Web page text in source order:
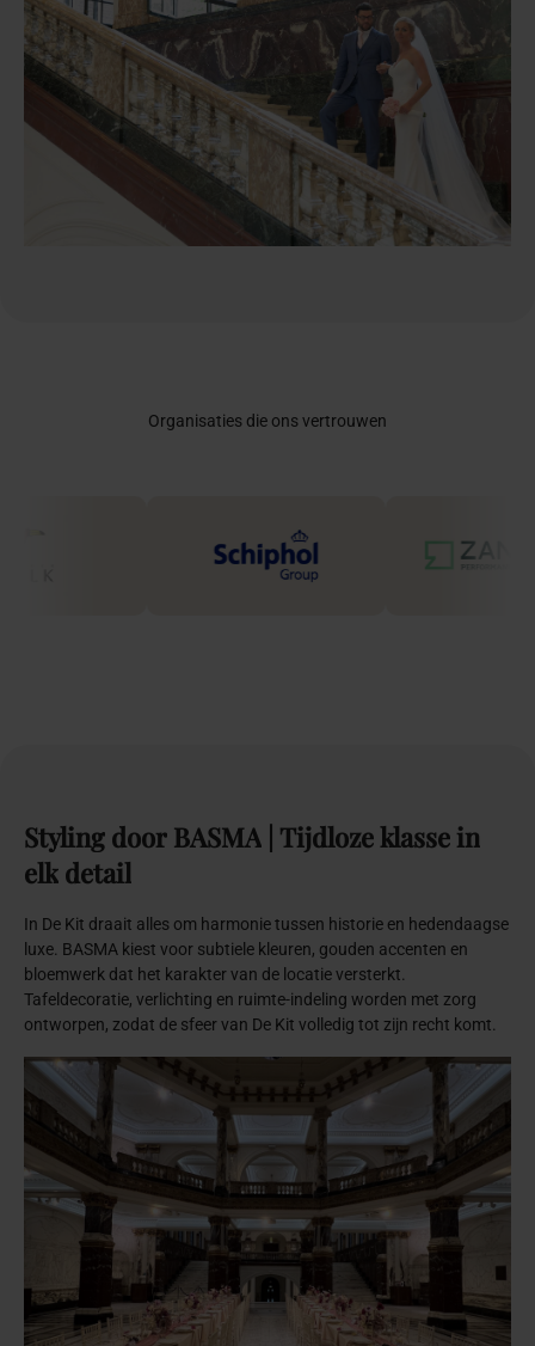
Organisaties die ons vertrouwen
Styling door BASMA Tijdlozeklasse in
elk detail
In De Kit draait alles om harmonie tussen historie en hedendaagse
luxe. BASMA kiest voor subtiele kleuren, gouden accenten en
bloemwerk dat het karakter van de locatie versterkt.
Tafeldecoratie, verlichting en ruimte-indeling worden met zorg
ontworpen, zodat de sfeer van De Kit volledig tot zijn recht komt.